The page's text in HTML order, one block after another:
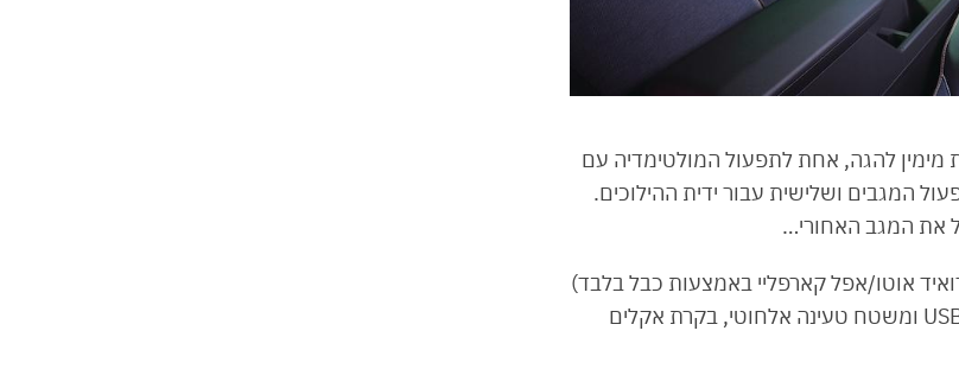
להגה, אחת לתפעול המולטימדיה עם
המגבים ושלישית עבור ידית ההילוכים.
את המגב האחורי…
אוטו/אפל קארפליי באמצעות כבל בלבד)
ולוח המחוונים שלשניהם ממשק נאה לעין, צמד שקעי USB Type C ומשטח טעינה אלחוטי, בקרת אקלים